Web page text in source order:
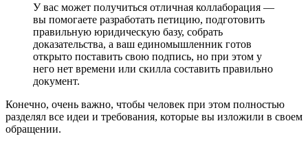
У вас может получиться отличная коллаборация —
вы помогаете разработать петицию, подготовить
правильную юридическую базу, собрать
доказательства, а ваш единомышленник готов
открыто поставить свою подпись, но при этом у
него нет времени или скилла составить правильно
документ.
Конечно, очень важно, чтобы человек при этом полностью
разделял все идеи и требования, которые вы изложили в своем
обращении.